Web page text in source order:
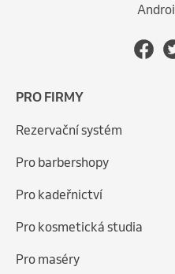
PRO FIRMY
Rezervační systém
Pro barbershopy
Pro kadeřnictví
Pro kosmetická studia
Pro maséry